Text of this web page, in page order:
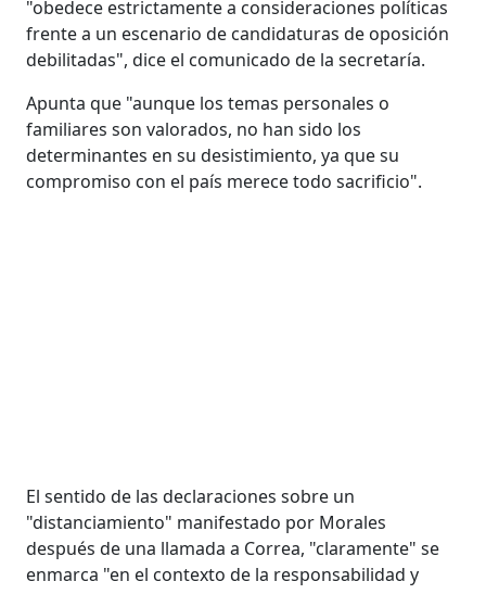
"obedece estrictamente a consideraciones políticas
frente a un escenario de candidaturas de oposición
debilitadas", dice el comunicado de la secretaría.
Apunta que "aunque los temas personales o
familiares son valorados, no han sido los
determinantes en su desistimiento, ya que su
compromiso con el país merece todo sacrificio".
El sentido de las declaraciones sobre un
"distanciamiento" manifestado por Morales
después de una llamada a Correa, "claramente" se
enmarca "en el contexto de la responsabilidad y